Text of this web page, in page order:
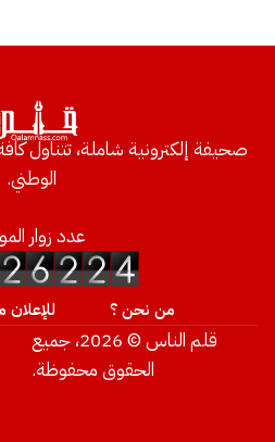
صحيفة إلكترونية شاملة، تتناول كافة
الوطني.
عدد زوار
من نحن ؟ للإعلان
قلم الناس © 2026، جميع
الحقوق محفوظة.